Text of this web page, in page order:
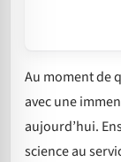
Au moment de
avec une
aujourd’hui.
science au